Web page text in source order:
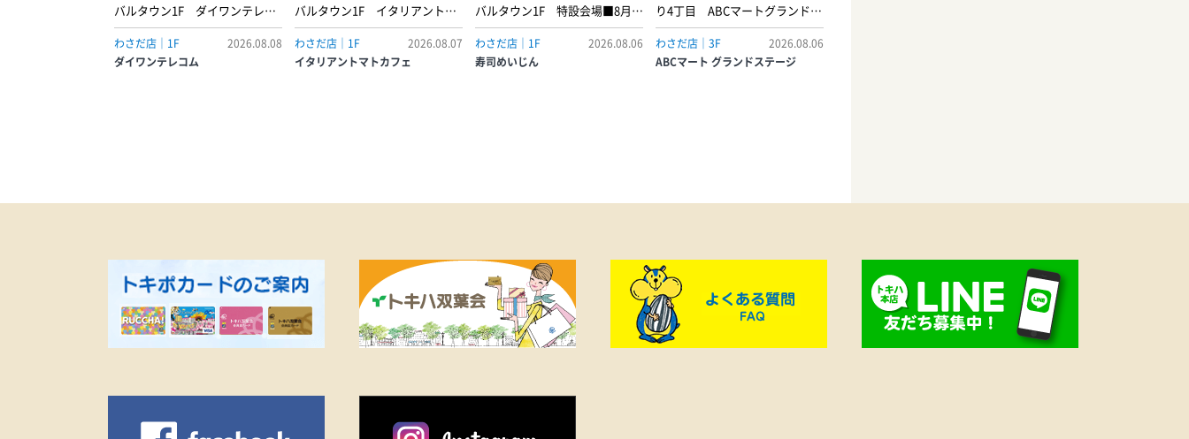
バルタウン1F ダイワンテレコ
ム■8月8日(土) ▶︎ 8月16日(日)期
間限定で、iPhoneのバッテリー
交換がなんと…半額！スマホの
を開催！期間中にお持ち込みい
充電が持たない…・お出かけ中
に突然電源が切れたら不安…・
という方は、この大チャンスを
お見逃しなく！本格的な夏が来
皆さまのご来店を心よりお待ち
しております！
わさだ店｜1F
2026.08.08
ダイワンテレコム
バルタウン1F イタリアントマ
トカフェミントの爽快感とチョ
コの甘さが重なり合う、夏限定
のショートケーキ。ふんわり軽
ース 638円
わさだ店｜1F
2026.08.07
イタリアントマトカフェ
バルタウン1F 特設会場■8月9
日(日) 12:00～3街区1階の特設会
場にて、本まぐろ解体ショーを
開催！さばいた“まぐろ”は寿司
中トロ…1貫 280円●捌きたて ま
わさだ店｜1F
2026.08.06
寿司めいじん
り4丁目 ABCマートグランドス
テージケーブル ニット カリ Tシ
ャツポロは、ヨーロッパサッカ
ーの伝統と爽やかなアメリカの
れたスタイルを演出。スリムな
で幅広く活躍してくれる。チー
ムスポーツへのオマージュを込
めた、現代的で上品なルックス
を誇るポロシャツ。《ADIDAS》
●ショートスリーブ
わさだ店｜3F
2026.08.06
ABCマート グランドステージ